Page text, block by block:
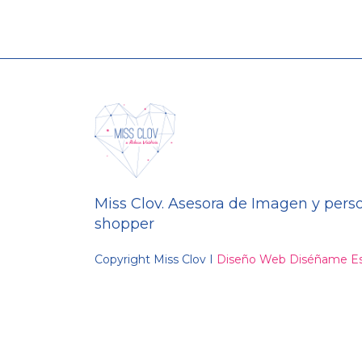
Miss Clov. Asesora de Imagen y
shopper
Copyright Miss Clov I Diseño Web Diséñame